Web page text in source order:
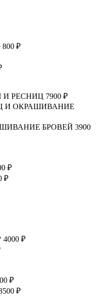
800 ₽
И РЕСНИЦ 7900 ₽
И ОКРАШИВАНИЕ
БРОВЕЙ 3900
₽
₽
4000 ₽
₽
₽